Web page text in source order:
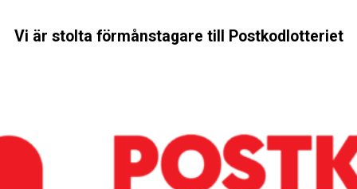
Vi är stolta förmånstagare till Postkodlotteriet